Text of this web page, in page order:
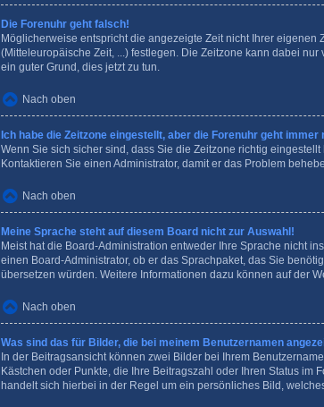
Die Forenuhr geht falsch!
Möglicherweise entspricht die angezeigte Zeit nicht Ihrer eigenen
(Mitteleuropäische Zeit, ...) festlegen. Die Zeitzone kann dabei
ein guter Grund, dies jetzt zu tun.
Nach oben
Ich habe die Zeitzone eingestellt, aber die Forenuhr geht immer
Wenn Sie sich sicher sind, dass Sie die Zeitzone richtig
Kontaktieren Sie einen Administrator, damit er das Problem
Nach oben
Meine Sprache steht auf diesem Board nicht zur Auswahl!
Meist hat die Board-Administration entweder Ihre Sprache nicht
einen Board-Administrator, ob er das Sprachpaket, das Sie
übersetzen würden. Weitere Informationen dazu können auf der
Nach oben
Was sind das für Bilder, die bei meinem Benutzernamen
In der Beitragsansicht können zwei Bilder bei Ihrem
Kästchen oder Punkte, die Ihre Beitragszahl oder Ihren Status im
handelt sich hierbei in der Regel um ein persönliches Bild,